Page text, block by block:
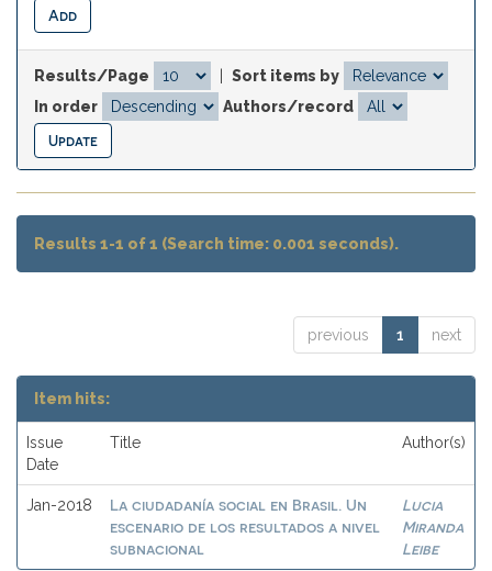
Results/Page
Sort items by
In order
Authors/record
Results 1-1 of 1 (Search time: 0.001 seconds).
previous 1 next
Item hits:
Issue
Date
Title Author(s)
Jan-2018
La ciudadanía social en Brasil. Un
escenario de los resultados a nivel
subnacional
Lucia
Miranda
Leibe